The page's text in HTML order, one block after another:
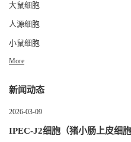
大鼠细胞
人源细胞
小鼠细胞
More
新闻动态
2026-03-09
IPEC-J2细胞（猪小肠上皮细胞